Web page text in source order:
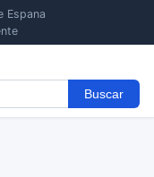
Espana
Buscar